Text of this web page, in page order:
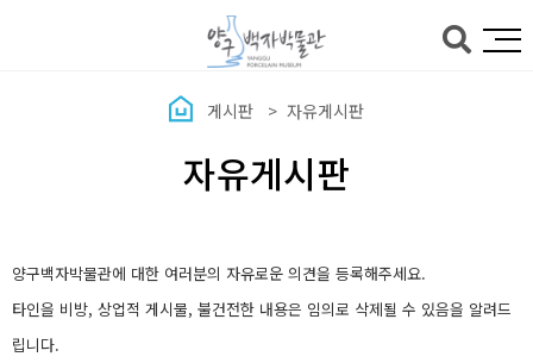
게시판 자유게시판
자유게시판
양구백자박물관에 대한 여러분의 자유로운 의견을 등록해주세요.
타인을 비방, 상업적 게시물, 불건전한 내용은 임의로 삭제될 수 있음을 알려드
립니다.